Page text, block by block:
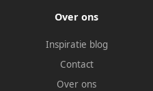
Over ons
Inspiratie blog
Contact
Over ons